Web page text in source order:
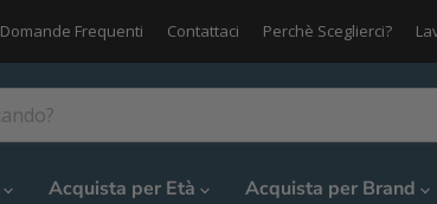
Domande Frequenti Contattaci Perchè Sceglierci?
Acquista per Età Acquista per Brand